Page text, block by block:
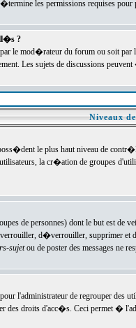
les permissions requises pour
?
le mod�rateur du forum ou soit par
Les sujets de discussions
Niveaux
le plus haut niveau de
la cr�ation de groupes
de personnes) dont le but est de
verrouiller, d�verrouiller, supprimer
sujetou de poster des messages ne
l'administrateur de regrouper des
des droits d'acc�s. Ceci permet